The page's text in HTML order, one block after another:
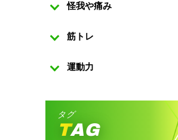
怪我や痛み
筋トレ
運動力
タグ
TAG